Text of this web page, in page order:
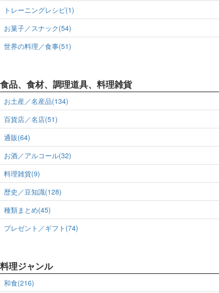
トレーニングレシピ(1)
お菓子／スナック(54)
世界の料理／食事(51)
食品、食材、調理道具、料理雑貨
お土産／名産品(134)
百貨店／名店(51)
通販(64)
お酒／アルコール(32)
料理雑貨(9)
歴史／豆知識(128)
種類まとめ(45)
プレゼント／ギフト(74)
料理ジャンル
和食(216)